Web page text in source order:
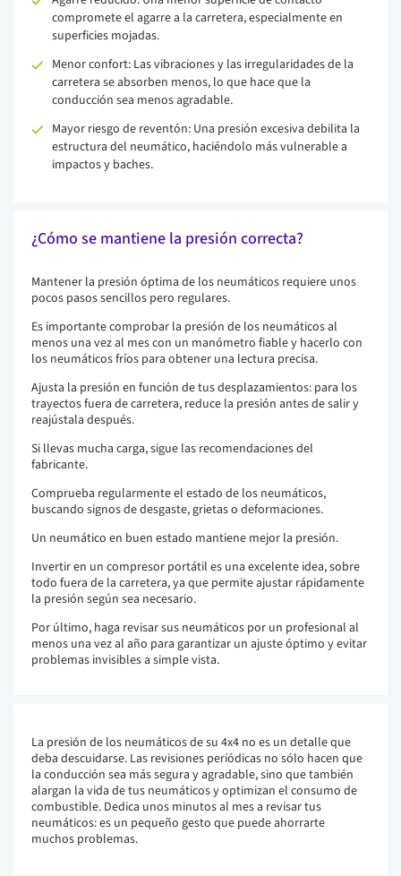
compromete el agarre a la carretera, especialmente en
superficies mojadas.
Menor confort: Las vibraciones y las irregularidades de la
carretera se absorben menos, lo que hace que la
conducción sea menos agradable.
Mayor riesgo de reventón: Una presión excesiva debilita la
estructura del neumático, haciéndolo más vulnerable a
impactos y baches.
¿Cómo se mantiene la presión correcta?
Mantener la presión óptima de los neumáticos requiere unos
pocos pasos sencillos pero regulares.
Es importante comprobar la presión de los neumáticos al
menos una vez al mes con un manómetro fiable y hacerlo con
los neumáticos fríos para obtener una lectura precisa.
Ajusta la presión en función de tus desplazamientos: para los
trayectos fuera de carretera, reduce la presión antes de salir y
reajústala después.
Si llevas mucha carga, sigue las recomendaciones del
fabricante.
Comprueba regularmente el estado de los neumáticos,
buscando signos de desgaste, grietas o deformaciones.
Un neumático en buen estado mantiene mejor la presión.
Invertir en un compresor portátil es una excelente idea, sobre
todo fuera de la carretera, ya que permite ajustar rápidamente
la presión según sea necesario.
Por último, haga revisar sus neumáticos por un profesional al
menos una vez al año para garantizar un ajuste óptimo y evitar
problemas invisibles a simple vista.
La presión de los neumáticos de su 4x4 no es un detalle que
deba descuidarse. Las revisiones periódicas no sólo hacen que
la conducción sea más segura y agradable, sino que también
alargan la vida de tus neumáticos y optimizan el consumo de
combustible. Dedica unos minutos al mes a revisar tus
neumáticos: es un pequeño gesto que puede ahorrarte
muchos problemas.